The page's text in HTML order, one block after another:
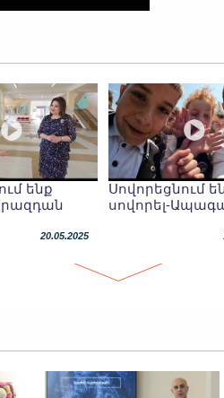
ենք
20.05.2025
Սովորեցնում
սովորել-